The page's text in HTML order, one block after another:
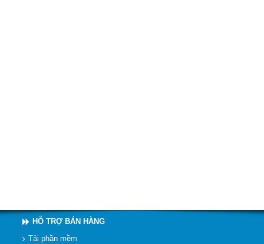
HỖ TRỢ BÁN HÀNG
Tải phần mềm